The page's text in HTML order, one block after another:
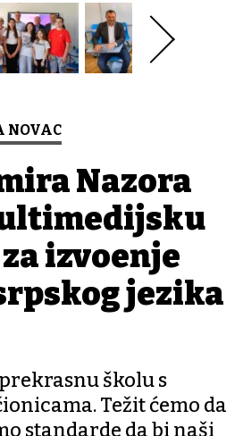
NOVAC
Nazora
izvođenje
jezika
školu s
Težit ćemo da
standarde da bi naši